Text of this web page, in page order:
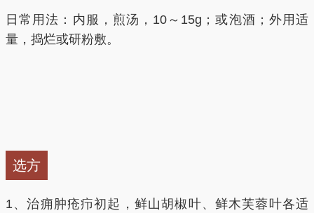
日常用法：内服，煎汤，10～15g；或泡酒；外用适
量，捣烂或研粉敷。
选方
1、治痈肿疮疖初起，鲜山胡椒叶、鲜木芙蓉叶各适